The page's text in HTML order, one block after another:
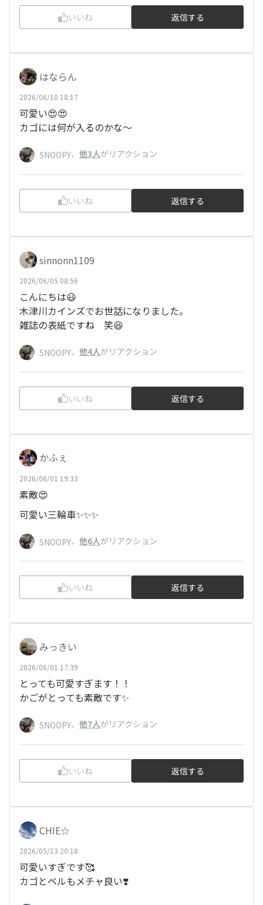
いいね 返信する
はならん
2026/06/10 18:17
可愛い😍😍
カゴには何が入るのかな〜
SNOOPY、 他3人がリアクション
いいね 返信する
sinnonn1109
2026/06/05 08:56
こんにちは😃
木津川カインズでお世話になりました。
雑誌の表紙ですね 笑😆
SNOOPY、 他4人がリアクション
いいね 返信する
かふぇ
2026/06/01 19:33
素敵😍
可愛い三輪車✨✨✨
SNOOPY、 他6人がリアクション
いいね 返信する
みっきい
2026/06/01 17:39
とっても可愛すぎます！！
かごがとっても素敵です✨️
SNOOPY、 他7人がリアクション
いいね 返信する
CHIE☆
2026/05/13 20:18
可愛いすぎです🥰
カゴとベルもメチャ良い❣️